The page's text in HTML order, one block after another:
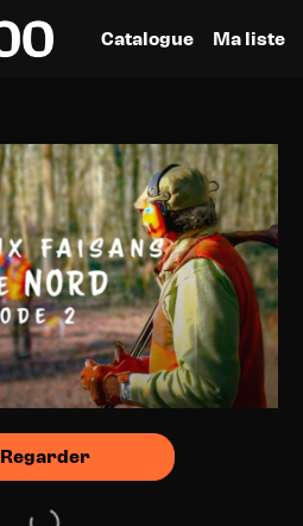
Catalogue Ma liste
Regarder